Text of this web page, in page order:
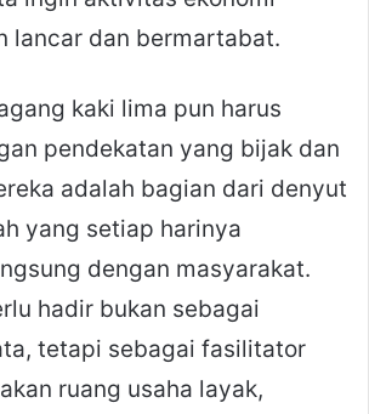
lancar dan bermartabat.
kaki lima pun harus
pendekatan yang bijak dan
adalah bagian dari denyut
yang setiap harinya
dengan masyarakat.
hadir bukan sebagai
tetapi sebagai fasilitator
ruang usaha layak,